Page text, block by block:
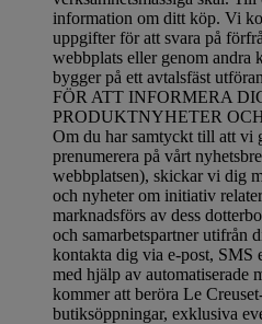
information om ditt köp. Vi
uppgifter för att svara på
webbplats eller genom andra
bygger på ett avtalsfäst
FÖR ATT INFORMERA
PRODUKTNYHETER
Om du har samtyckt till att vi
prenumerera på vårt
webbplatsen), skickar vi dig
och nyheter om initiativ
marknadsförs av dess
och samarbetspartner utifrån
kontakta dig via e-post, SMS
med hjälp av automatiserade
kommer att beröra Le
butiksöppningar, exklusiva